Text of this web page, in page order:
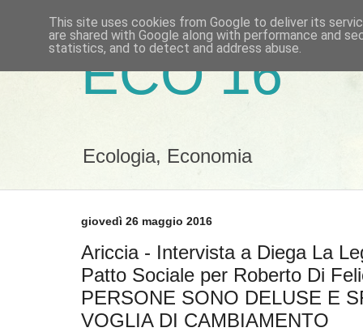
ECO 16
Ecologia, Economia
giovedì 26 maggio 2016
Ariccia - Intervista a Diega La
Patto Sociale per Roberto Di
PERSONE SONO DELUSE E
VOGLIA DI CAMBIAMENTO
This site uses cookies from Google to deliver its
are shared with Google along with performance and
statistics, and to detect and address abuse.